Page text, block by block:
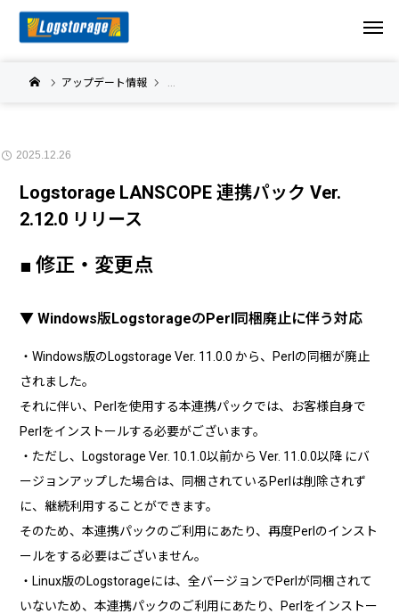
アップデート情報 Logstorage LANSCOPE 連携パック アップデー
2025.12.26
Logstorage LANSCOPE 連携パック Ver.
2.12.0 リリース
■ 修正・変更点
▼ Windows版LogstorageのPerl同梱廃止に伴う対応
・Windows版のLogstorage Ver. 11.0.0 から、Perlの同梱が廃止
されました。
それに伴い、Perlを使用する本連携パックでは、お客様自身で
Perlをインストールする必要がございます。
・ただし、Logstorage Ver. 10.1.0以前から Ver. 11.0.0以降 にバ
ージョンアップした場合は、同梱されているPerlは削除されず
に、継続利用することができます。
そのため、本連携パックのご利用にあたり、再度Perlのインスト
ールをする必要はございません。
・Linux版のLogstorageには、全バージョンでPerlが同梱されて
いないため、本連携パックのご利用にあたり、Perlをインストー